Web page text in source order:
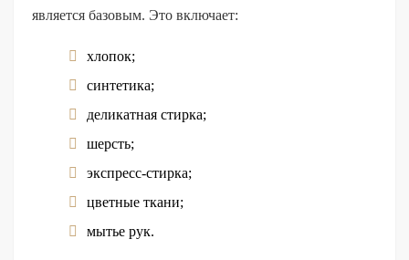
является базовым. Это включает:
хлопок;
синтетика;
деликатная стирка;
шерсть;
экспресс-стирка;
цветные ткани;
мытье рук.